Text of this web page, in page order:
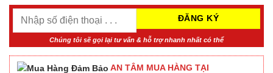
Chúng tôi sẽ gọi lại tư vấn & hỗ trợ nhanh nhất có thể
AN TÂM MUA HÀNG TẠI